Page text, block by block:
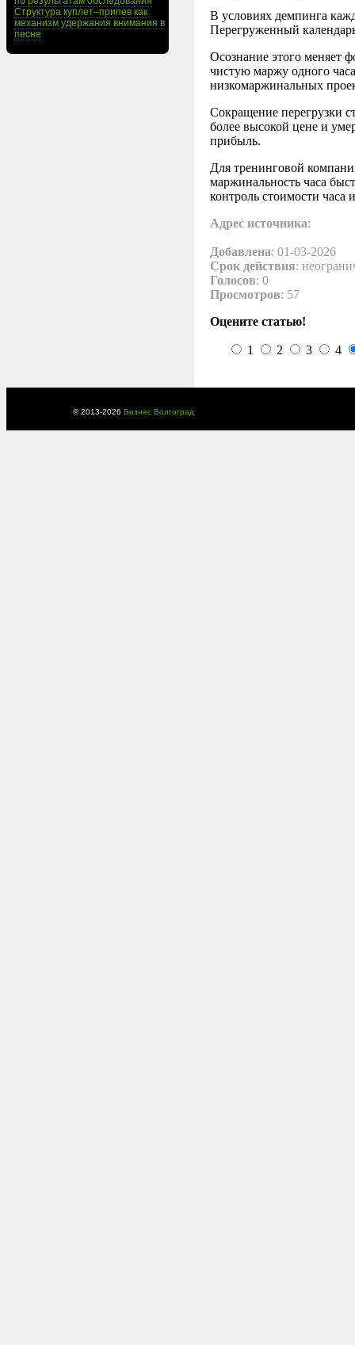
Структура куплет–припев как
механизм удержания внимания в
песне
В условиях демпинга
Перегруженный
Осознание этого меняет
чистую маржу одного
низкомаржинальных
Сокращение перегрузки
более высокой цене и
прибыль.
Для тренинговой
маржинальность часа
контроль стоимости часа
Адрес источника:
Добавлена: 01-03-2026
Срок действия:
Голосов: 0
Просмотров: 57
Оцените статью!
1 2 3 4
© 2013-2026 Бизнес Волгоград